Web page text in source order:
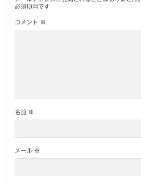
必須項目です
コメント ※
名前 ※
メール ※